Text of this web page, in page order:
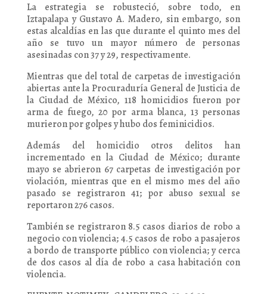
La estrategia se robusteció, sobre todo, en
Iztapalapa y Gustavo A. Madero, sin embargo, son
estas alcaldías en las que durante el quinto mes del
año se tuvo un mayor número de personas
asesinadas con 37 y 29, respectivamente.
Mientras que del total de carpetas de investigación
abiertas ante la Procuraduría General de Justicia de
la Ciudad de México, 118 homicidios fueron por
arma de fuego, 20 por arma blanca, 13 personas
murieron por golpes y hubo dos feminicidios.
Además del homicidio otros delitos han
incrementado en la Ciudad de México; durante
mayo se abrieron 67 carpetas de investigación por
violación, mientras que en el mismo mes del año
pasado se registraron 41; por abuso sexual se
reportaron 276 casos.
También se registraron 8.5 casos diarios de robo a
negocio con violencia; 4.5 casos de robo a pasajeros
a bordo de transporte público con violencia; y cerca
de dos casos al día de robo a casa habitación con
violencia.